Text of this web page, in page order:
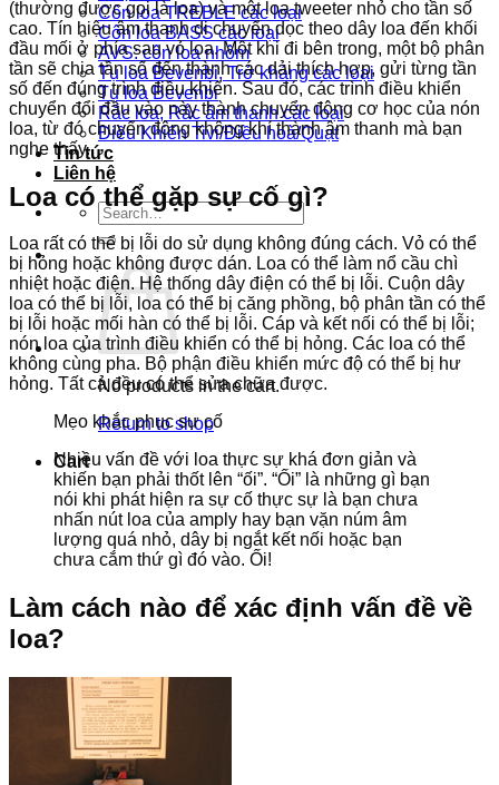
Côn loa TREBLE các loại
Côn loa BASS các loại
AVS: côn loa nhôm
Tụ loa Bevenbi, Trở kháng các loại
Tụ loa Bevenbi
Rắc loa, Rắc âm thanh các loại
Điều Khiển Tivi/Điều hoà/Quạt
Tin tức
Liên hệ
Search
for:
No products in the cart.
Return to shop
Cart
(thường được gọi là loa) và một loa tweeter nhỏ cho tần số
cao. Tín hiệu âm thanh di chuyển dọc theo dây loa đến khối
đầu mối ở phía sau vỏ loa. Một khi đi bên trong, một bộ phân
tần sẽ chia tần số đến thành các dải thích hợp, gửi từng tần
số đến đúng trình điều khiển. Sau đó, các trình điều khiển
chuyển đổi đầu vào này thành chuyển động cơ học của nón
loa, từ đó chuyển động không khí thành âm thanh mà bạn
nghe thấy.
Loa có thể gặp sự cố gì?
Loa rất có thể bị lỗi do sử dụng không đúng cách. Vỏ có thể
bị hỏng hoặc không được dán. Loa có thể làm nổ cầu chì
nhiệt hoặc điện. Hệ thống dây điện có thể bị lỗi. Cuộn dây
loa có thể bị lỗi, loa có thể bị căng phồng, bộ phân tần có thể
bị lỗi hoặc mối hàn có thể bị lỗi. Cáp và kết nối có thể bị lỗi;
nón loa của trình điều khiển có thể bị hỏng. Các loa có thể
không cùng pha. Bộ phận điều khiển mức độ có thể bị hư
hỏng. Tất cả đều có thể sửa chữa được.
Mẹo khắc phục sự cố
Nhiều vấn đề với loa thực sự khá đơn giản và
khiến bạn phải thốt lên “ối”. “Ối” là những gì bạn
nói khi phát hiện ra sự cố thực sự là bạn chưa
nhấn nút loa của amply hay bạn vặn núm âm
lượng quá nhỏ, dây bị ngắt kết nối hoặc bạn
chưa cắm thứ gì đó vào. Ối!
Làm cách nào để xác định vấn đề về
loa?